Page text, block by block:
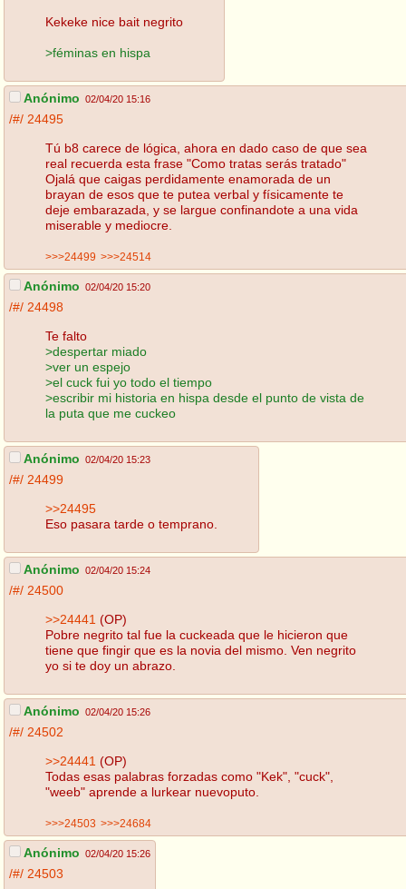
Kekeke nice bait negrito
>féminas en hispa
Anónimo 02/04/20 15:16
/#/ 24495
Tú b8 carece de lógica, ahora en dado caso de que sea
real recuerda esta frase "Como tratas serás tratado"
Ojalá que caigas perdidamente enamorada de un
brayan de esos que te putea verbal y físicamente te
deje embarazada, y se largue confinandote a una vida
miserable y mediocre.
>>>24499 >>>24514
Anónimo 02/04/20 15:20
/#/ 24498
Te falto
>despertar miado
>ver un espejo
>el cuck fui yo todo el tiempo
>escribir mi historia en hispa desde el punto de vista de
la puta que me cuckeo
Anónimo 02/04/20 15:23
/#/ 24499
>>24495
Eso pasara tarde o temprano.
Anónimo 02/04/20 15:24
/#/ 24500
>>24441 (OP)
Pobre negrito tal fue la cuckeada que le hicieron que
tiene que fingir que es la novia del mismo. Ven negrito
yo si te doy un abrazo.
Anónimo 02/04/20 15:26
/#/ 24502
>>24441 (OP)
Todas esas palabras forzadas como "Kek", "cuck",
"weeb" aprende a lurkear nuevoputo.
>>>24503 >>>24684
Anónimo 02/04/20 15:26
/#/ 24503